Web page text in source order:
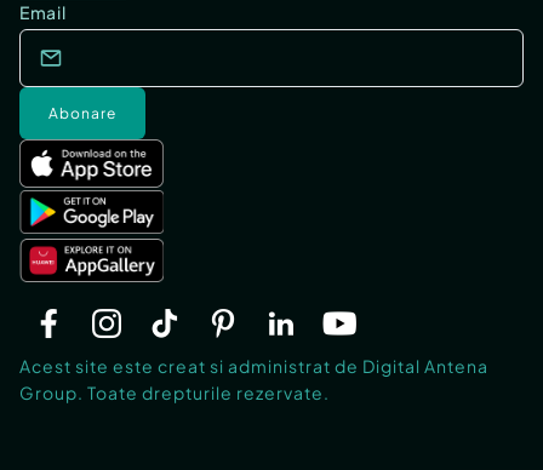
Email
Abonare
Acest site este creat si administrat de Digital Antena
Group. Toate drepturile rezervate.